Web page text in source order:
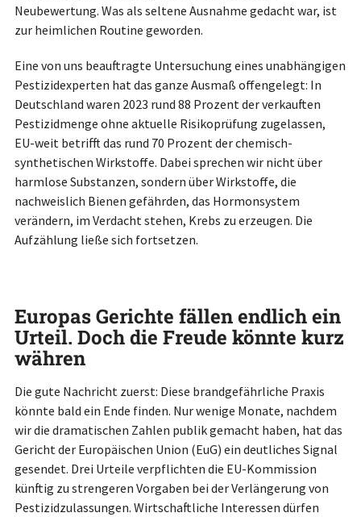
Neubewertung. Was als seltene Ausnahme gedacht war, ist
zur heimlichen Routine geworden.
Eine von uns beauftragte Untersuchung eines unabhängigen
Pestizidexperten hat das ganze Ausmaß offengelegt: In
Deutschland waren 2023 rund 88 Prozent der verkauften
Pestizidmenge ohne aktuelle Risikoprüfung zugelassen,
EU-weit betrifft das rund 70 Prozent der chemisch-
synthetischen Wirkstoffe. Dabei sprechen wir nicht über
harmlose Substanzen, sondern über Wirkstoffe, die
nachweislich Bienen gefährden, das Hormonsystem
verändern, im Verdacht stehen, Krebs zu erzeugen. Die
Aufzählung ließe sich fortsetzen.
Europas Gerichte fällen endlich ein
Urteil. Doch die Freude könnte kurz
währen
Die gute Nachricht zuerst: Diese brandgefährliche Praxis
könnte bald ein Ende finden. Nur wenige Monate, nachdem
wir die dramatischen Zahlen publik gemacht haben, hat das
Gericht der Europäischen Union (EuG) ein deutliches Signal
gesendet. Drei Urteile verpflichten die EU-Kommission
künftig zu strengeren Vorgaben bei der Verlängerung von
Pestizidzulassungen. Wirtschaftliche Interessen dürfen